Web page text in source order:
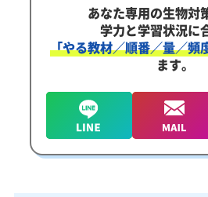
あなた専用の生物対
学力と学習状況に
「やる教材／順番／量／頻
ます。